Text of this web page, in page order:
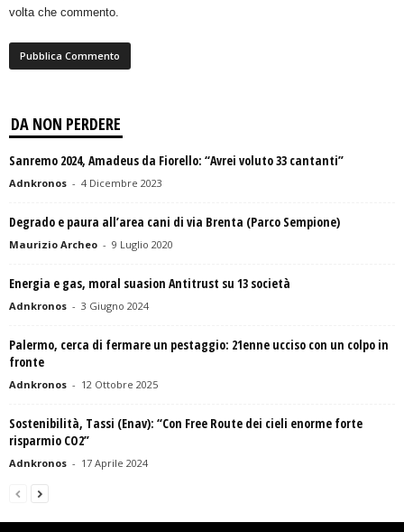
volta che commento.
DA NON PERDERE
Sanremo 2024, Amadeus da Fiorello: “Avrei voluto 33 cantanti”
Adnkronos - 4 Dicembre 2023
Degrado e paura all’area cani di via Brenta (Parco Sempione)
Maurizio Archeo - 9 Luglio 2020
Energia e gas, moral suasion Antitrust su 13 società
Adnkronos - 3 Giugno 2024
Palermo, cerca di fermare un pestaggio: 21enne ucciso con un colpo in
fronte
Adnkronos - 12 Ottobre 2025
Sostenibilità, Tassi (Enav): “Con Free Route dei cieli enorme forte
risparmio CO2”
Adnkronos - 17 Aprile 2024